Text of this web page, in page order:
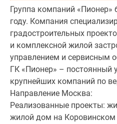
Группа компаний «Пионер»
году. Компания
градостроительных
и комплексной жилой
управлением и сервисным
ГК «Пионер» – постоянный
крупнейших компаний по
Направление Москва:
Реализованные проекты:
жилой дом на Коровинском